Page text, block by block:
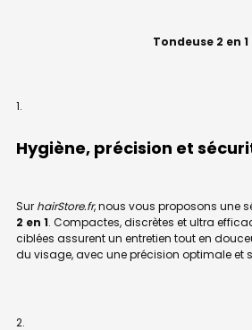
Tondeuse 2 en 1
Hygiène, précision et
Sur hairStore.fr, nous vous proposons une
2 en 1. Compactes, discrètes et ultra
ciblées assurent un entretien tout en
du visage, avec une précision optimale et